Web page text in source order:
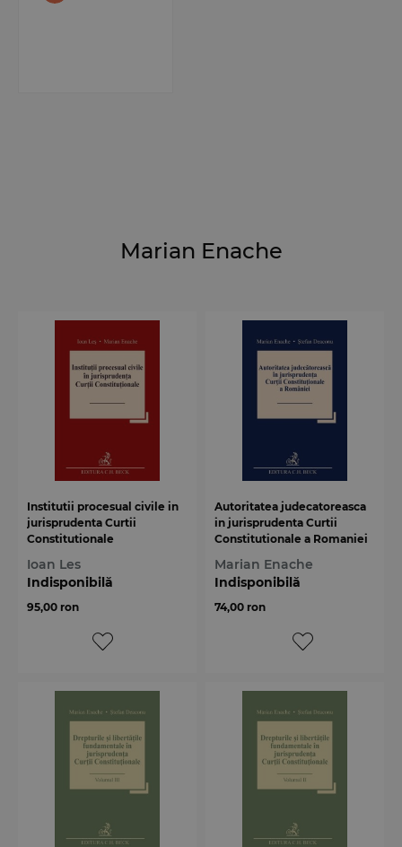
Marian Enache
Institutii procesual civile in
jurisprudenta Curtii
Constitutionale
Ioan Les
Indisponibilă
95,00 ron
Autoritatea judecatoreasca
in jurisprudenta Curtii
Constitutionale a Romaniei
Marian Enache
Indisponibilă
74,00 ron